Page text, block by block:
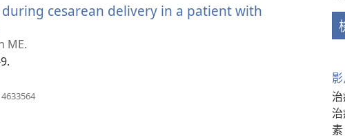
視
窗）
cesarean delivery in a patient with
啟
新
窗）
ME.
素